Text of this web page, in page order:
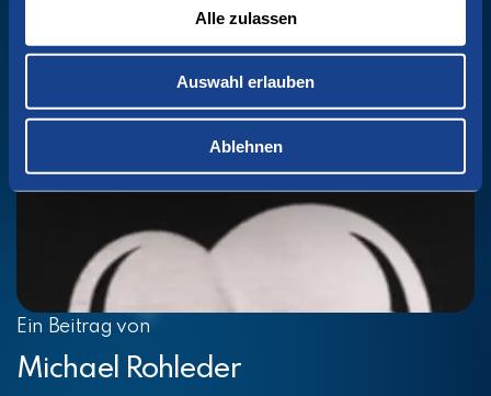
Alle zulassen
Auswahl erlauben
Ablehnen
Ein Beitrag von
Michael Rohleder